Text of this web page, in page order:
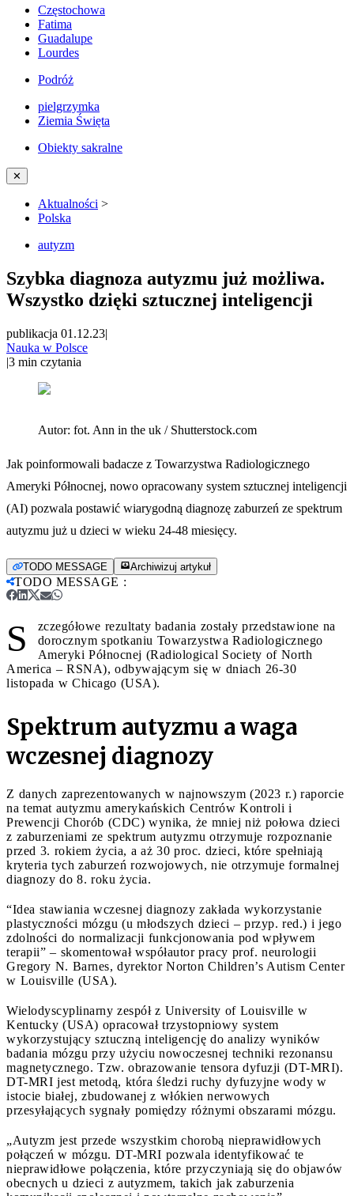
Częstochowa
Fatima
Guadalupe
Lourdes
Podróż
pielgrzymka
Ziemia Święta
Obiekty sakralne
✕
Aktualności >
Polska
autyzm
Szybka diagnoza autyzmu już możliwa.
Wszystko dzięki sztucznej inteligencji
publikacja 01.12.23|
Nauka w Polsce
|3 min czytania
Autor: fot. Ann in the uk / Shutterstock.com
Jak poinformowali badacze z Towarzystwa Radiologicznego
Ameryki Północnej, nowo opracowany system sztucznej inteligencji
(AI) pozwala postawić wiarygodną diagnozę zaburzeń ze spektrum
autyzmu już u dzieci w wieku 24-48 miesięcy.
TODO MESSAGE Archiwizuj artykuł
TODO MESSAGE :
S
zczegółowe rezultaty badania zostały przedstawione na
dorocznym spotkaniu Towarzystwa Radiologicznego
Ameryki Północnej (Radiological Society of North
America – RSNA), odbywającym się w dniach 26-30
listopada w Chicago (USA).
Spektrum autyzmu a waga
wczesnej diagnozy
Z danych zaprezentowanych w najnowszym (2023 r.) raporcie
na temat autyzmu amerykańskich Centrów Kontroli i
Prewencji Chorób (CDC) wynika, że mniej niż połowa dzieci
z zaburzeniami ze spektrum autyzmu otrzymuje rozpoznanie
przed 3. rokiem życia, a aż 30 proc. dzieci, które spełniają
kryteria tych zaburzeń rozwojowych, nie otrzymuje formalnej
diagnozy do 8. roku życia.
“Idea stawiania wczesnej diagnozy zakłada wykorzystanie
plastyczności mózgu (u młodszych dzieci – przyp. red.) i jego
zdolności do normalizacji funkcjonowania pod wpływem
terapii” – skomentował współautor pracy prof. neurologii
Gregory N. Barnes, dyrektor Norton Children’s Autism Center
w Louisville (USA).
Wielodyscyplinarny zespół z University of Louisville w
Kentucky (USA) opracował trzystopniowy system
wykorzystujący sztuczną inteligencję do analizy wyników
badania mózgu przy użyciu nowoczesnej techniki rezonansu
magnetycznego. Tzw. obrazowanie tensora dyfuzji (DT-MRI).
DT-MRI jest metodą, która śledzi ruchy dyfuzyjne wody w
istocie białej, zbudowanej z włókien nerwowych
przesyłających sygnały pomiędzy różnymi obszarami mózgu.
„Autyzm jest przede wszystkim chorobą nieprawidłowych
połączeń w mózgu. DT-MRI pozwala identyfikować te
nieprawidłowe połączenia, które przyczyniają się do objawów
obecnych u dzieci z autyzmem, takich jak zaburzenia